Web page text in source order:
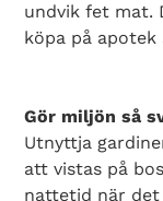
undvik fet mat.
köpa på apotek
Gör miljön så
Utnyttja
att vistas på
nattetid när det